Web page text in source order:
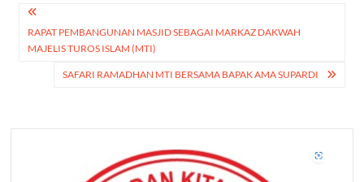
Post
navigation
RAPAT PEMBANGUNAN MASJID SEBAGAI MARKAZ DAKWAH
MAJELIS TUROS ISLAM (MTI)
SAFARI RAMADHAN MTI BERSAMA BAPAK AMA SUPARDI